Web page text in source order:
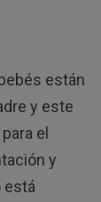
están
y este
el
y
está